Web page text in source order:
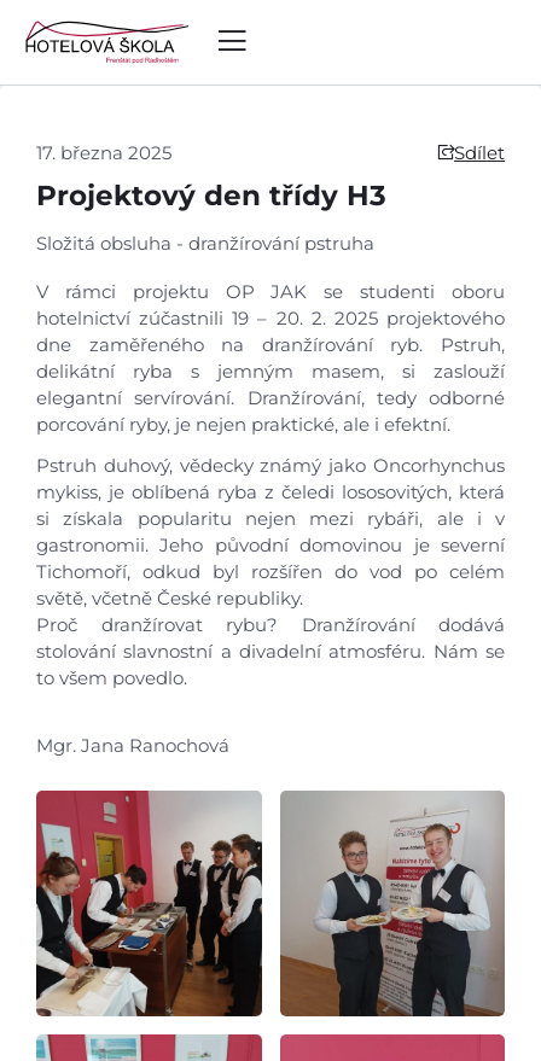
Škola
Studium
Projekty
Foto
17. března 2025 Sdílet
Projektový den třídy H3
Složitá obsluha - dranžírování pstruha
V rámci projektu OP JAK se studenti oboru
hotelnictví zúčastnili 19 – 20. 2. 2025 projektového
dne zaměřeného na dranžírování ryb. Pstruh,
delikátní ryba s jemným masem, si zaslouží
elegantní servírování. Dranžírování, tedy odborné
porcování ryby, je nejen praktické, ale i efektní.
Pstruh duhový, vědecky známý jako Oncorhynchus
mykiss, je oblíbená ryba z čeledi lososovitých, která
si získala popularitu nejen mezi rybáři, ale i v
gastronomii. Jeho původní domovinou je severní
Tichomoří, odkud byl rozšířen do vod po celém
světě, včetně České republiky.
Proč dranžírovat rybu? Dranžírování dodává
stolování slavnostní a divadelní atmosféru. Nám se
to všem povedlo.
Mgr. Jana Ranochová